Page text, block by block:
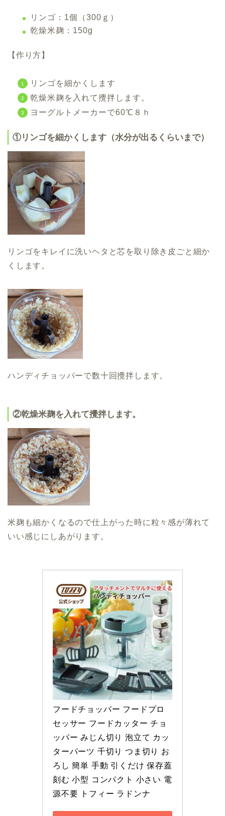
リンゴ：1個（300ｇ）
乾燥米麹：150g
【作り方】
リンゴを細かくします
乾燥米麹を入れて攪拌します。
ヨーグルトメーカーで60℃８ｈ
①リンゴを細かくします（水分が出るくらいまで）
リンゴをキレイに洗いヘタと芯を取り除き皮ごと細か
くします。
ハンディチョッパーで数十回攪拌します。
②乾燥米麹を入れて攪拌します。
米麹も細かくなるので仕上がった時に粒々感が薄れて
いい感じにしあがります。
フードチョッパー フードプロ
セッサー フードカッター チョ
ッパー みじん切り 泡立て カッ
ターパーツ 千切り つま切り お
ろし 簡単 手動 引くだけ 保存蓋
刻む 小型 コンパクト 小さい 電
源不要 トフィー ラドンナ